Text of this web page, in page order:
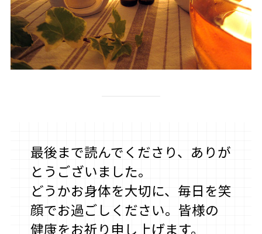
最後まで読んでくださり、ありが
とうございました。
どうかお身体を大切に、毎日を笑
顔でお過ごしください。皆様の
健康をお祈り申し上げます。